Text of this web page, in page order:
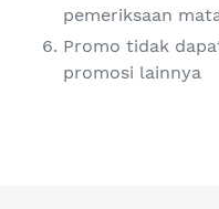
pemeriksaan
Promo tidak
promosi lainnya